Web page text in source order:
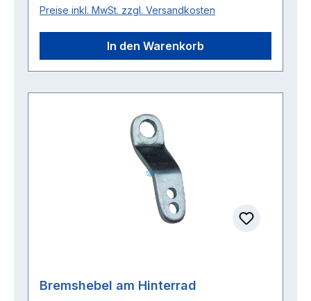
Preise inkl. MwSt. zzgl. Versandkosten
In den Warenkorb
Bremshebel am Hinterrad